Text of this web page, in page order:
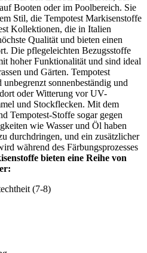
Booten oder im Poolbereich. Sie
Stil, die Tempotest Markisenstoffe
Kollektionen, die in Italien
Qualität und bieten einen
Die pflegeleichten Bezugsstoffe
hoher Funktionalität und sind ideal
und Gärten. Tempotest
sonnenbeständig und
oder Witterung vor UV-
und Stockflecken. Mit dem
Tempotest-Stoffe sogar gegen
wie Wasser und Öl haben
durchdringen, und ein zusätzlicher
während des Färbungsprozesses
bieten eine Reihe von
(7-8)